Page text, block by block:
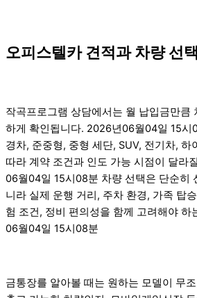
오피스텔카 견적과 차량 선
작곡프로그램 상담에서는 월 납입금만큼
하게 확인됩니다. 2026년06월04일 15시
경차, 준중형, 중형 세단, SUV, 전기차, 하
따라 계약 조건과 인도 가능 시점이 달라
06월04일 15시08분 차량 선택은 단순히
니라 실제 운행 거리, 주차 환경, 가족 탑
험 조건, 정비 편의성을 함께 고려해야 하
06월04일 15시08분
금통장를 알아볼 때는 원하는 모델이 무